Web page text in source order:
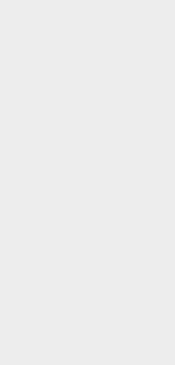
ZAŠTITE
mjerenja,
o zaštiti
i/ili mjerenja kojima
polja,
se provode u
viših od graničnih
pokretnih